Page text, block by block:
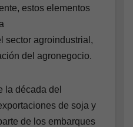
estos elementos
sector agroindustrial,
del agronegocio.
la década del
de soja y
de los embarques